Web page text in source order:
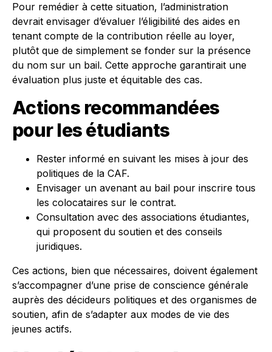
Pour remédier à cette situation, l’administration
devrait envisager d’évaluer l’éligibilité des aides en
tenant compte de la contribution réelle au loyer,
plutôt que de simplement se fonder sur la présence
du nom sur un bail. Cette approche garantirait une
évaluation plus juste et équitable des cas.
Actions recommandées
pour les étudiants
Rester informé en suivant les mises à jour des
politiques de la CAF.
Envisager un avenant au bail pour inscrire tous
les colocataires sur le contrat.
Consultation avec des associations étudiantes,
qui proposent du soutien et des conseils
juridiques.
Ces actions, bien que nécessaires, doivent également
s’accompagner d’une prise de conscience générale
auprès des décideurs politiques et des organismes de
soutien, afin de s’adapter aux modes de vie des
jeunes actifs.